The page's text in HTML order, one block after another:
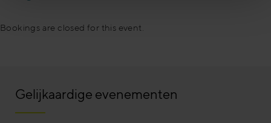
Bookings are closed for this event.
Gelijkaardige evenementen